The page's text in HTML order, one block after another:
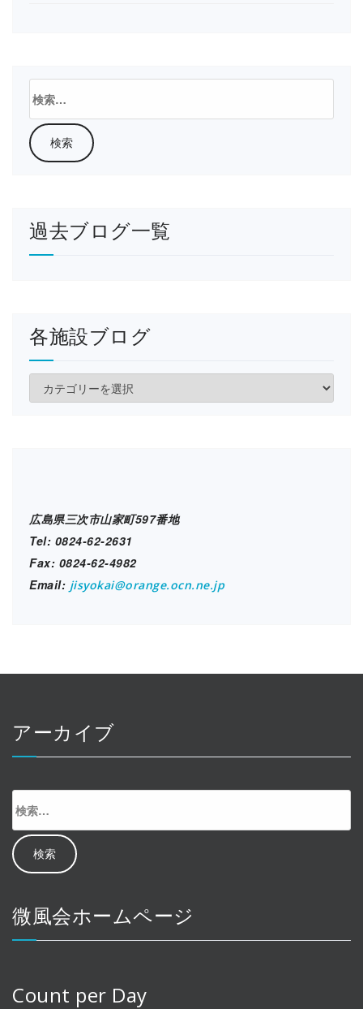
索:
過去ブログ一覧
各施設ブログ
施
広島県三次市山家町597番地
Tel: 0824-62-2631
Fax: 0824-62-4982
Email: jisyokai@orange.ocn.ne.jp
アーカイブ
索:
微風会ホームページ
Count per Day